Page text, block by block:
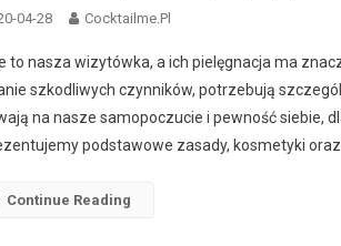
04-28 Cocktailme.pl
to nasza wizytówka, a ich pielęgnacja ma
szkodliwych czynników, potrzebują
na nasze samopoczucie i pewność siebie,
podstawowe zasady, kosmetyki
Continue Reading